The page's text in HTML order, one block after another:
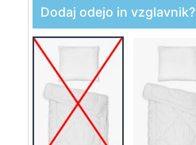
Dodaj odejo in vzglavnik?